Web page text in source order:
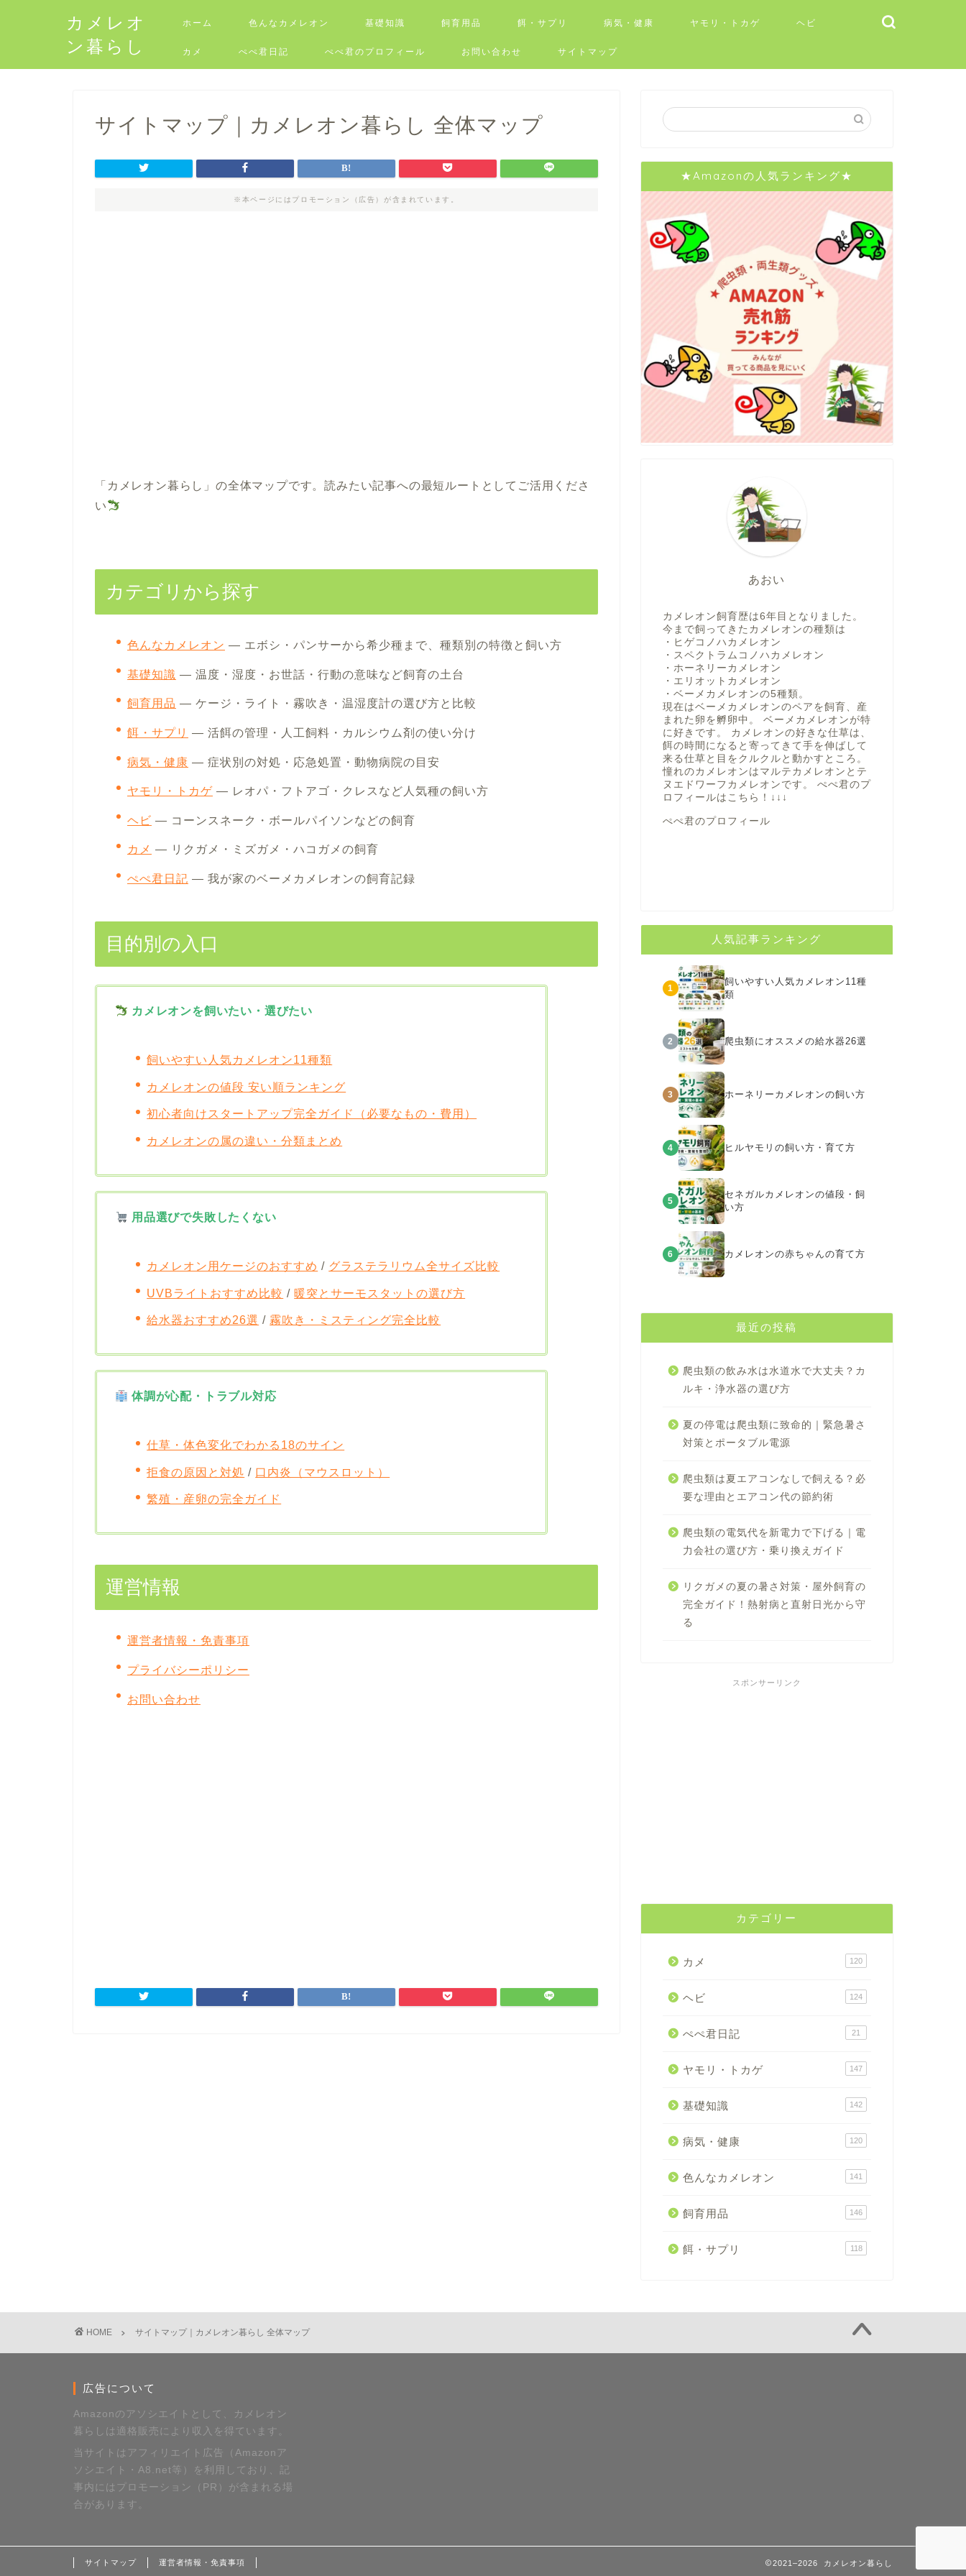
カメレオ
ン暮らし
ホーム 色んなカメレオン 基礎知識 飼育用品 餌・サプリ 病気・健康 ヤモリ・トカゲ ヘビ
カメ ぺぺ君日記 ぺぺ君のプロフィール お問い合わせ サイトマップ
サイトマップ｜カメレオン暮らし 全体マップ
※本ページにはプロモーション（広告）が含まれています。
「カメレオン暮らし」の全体マップです。読みたい記事への最短ルートとしてご活用くださ
い
カテゴリから探す
色んなカメレオン — エボシ・パンサーから希少種まで、種類別の特徴と飼い方
基礎知識 — 温度・湿度・お世話・行動の意味など飼育の土台
飼育用品 — ケージ・ライト・霧吹き・温湿度計の選び方と比較
餌・サプリ — 活餌の管理・人工飼料・カルシウム剤の使い分け
病気・健康 — 症状別の対処・応急処置・動物病院の目安
ヤモリ・トカゲ — レオパ・フトアゴ・クレスなど人気種の飼い方
ヘビ — コーンスネーク・ボールパイソンなどの飼育
カメ — リクガメ・ミズガメ・ハコガメの飼育
ぺぺ君日記 — 我が家のベーメカメレオンの飼育記録
目的別の入口
カメレオンを飼いたい・選びたい
飼いやすい人気カメレオン11種類
カメレオンの値段 安い順ランキング
初心者向けスタートアップ完全ガイド（必要なもの・費用）
カメレオンの属の違い・分類まとめ
用品選びで失敗したくない
カメレオン用ケージのおすすめ / グラステラリウム全サイズ比較
UVBライトおすすめ比較 / 暖突とサーモスタットの選び方
給水器おすすめ26選 / 霧吹き・ミスティング完全比較
体調が心配・トラブル対応
仕草・体色変化でわかる18のサイン
拒食の原因と対処 / 口内炎（マウスロット）
繁殖・産卵の完全ガイド
運営情報
運営者情報・免責事項
プライバシーポリシー
お問い合わせ
★Amazonの人気ランキング★
あおい
カメレオン飼育歴は6年目となりました。
今まで飼ってきたカメレオンの種類は
・ヒゲコノハカメレオン
・スペクトラムコノハカメレオン
・ホーネリーカメレオン
・エリオットカメレオン
・ベーメカメレオンの5種類。
現在はベーメカメレオンのペアを飼育、産
まれた卵を孵卵中。 ベーメカメレオンが特
に好きです。 カメレオンの好きな仕草は、
餌の時間になると寄ってきて手を伸ばして
来る仕草と目をクルクルと動かすところ。
憧れのカメレオンはマルテカメレオンとテ
ヌエドワーフカメレオンです。 ぺぺ君のプ
ロフィールは こちら！ ↓↓↓
ぺぺ君のプロフィール
人気記事ランキング
1
飼いやすい人気カメレオン11種
類
2 爬虫類にオススメの給水器26選
3 ホーネリーカメレオンの飼い方
4 ヒルヤモリの飼い方・育て方
5
セネガルカメレオンの値段・飼
い方
6 カメレオンの赤ちゃんの育て方
最近の投稿
爬虫類の飲み水は水道水で大丈夫？カ
ルキ・浄水器の選び方
夏の停電は爬虫類に致命的｜緊急暑さ
対策とポータブル電源
爬虫類は夏エアコンなしで飼える？必
要な理由とエアコン代の節約術
爬虫類の電気代を新電力で下げる｜電
力会社の選び方・乗り換えガイド
リクガメの夏の暑さ対策・屋外飼育の
完全ガイド！熱射病と直射日光から守
る
スポンサーリンク
カテゴリー
カメ 120
ヘビ 124
ぺぺ君日記 21
ヤモリ・トカゲ 147
基礎知識 142
病気・健康 120
色んなカメレオン 141
飼育用品 146
餌・サプリ 118
HOME サイトマップ｜カメレオン暮らし 全体マップ
広告について
Amazonのアソシエイトとして、カメレオン
暮らしは適格販売により収入を得ています。
当サイトはアフィリエイト広告（Amazonア
ソシエイト・A8.net等）を利用しており、記
事内にはプロモーション（PR）が含まれる場
合があります。
サイトマップ 運営者情報・免責事項 2021–2026 カメレオン暮らし